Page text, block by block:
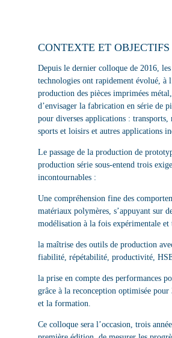
CONTEXTE ET OBJECTIFS
Depuis le dernier colloque de 2016,
technologies ont rapidement évolué, à
production des pièces imprimées
d’envisager la fabrication en série de
pour diverses applications : transports,
sports et loisirs et autres applications
Le passage de la production de
production série sous-entend trois
incontournables :
Une compréhension fine des
matériaux polymères, s’appuyant sur
modélisation à la fois expérimentale et
la maîtrise des outils de production
fiabilité, répétabilité, productivité,
la prise en compte des performances
grâce à la reconception optimisée
et la formation.
Ce colloque sera l’occasion, trois